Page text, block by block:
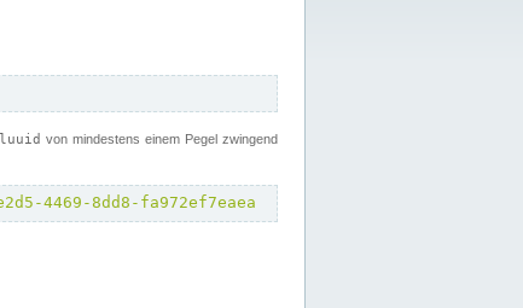
von mindestens einem Pegel zwingend
4469-8dd8-fa972ef7eaea